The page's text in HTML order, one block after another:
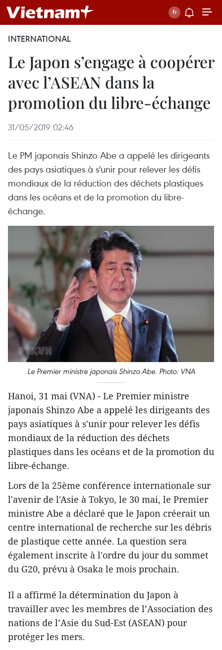
INTERNATIONAL
Le Japon s’engage à coopérer
avec l’ASEAN dans la
promotion du libre-échange
31/05/2019 02:46
Le PM japonais Shinzo Abe a appelé les dirigeants
des pays asiatiques à s'unir pour relever les défis
mondiaux de la réduction des déchets plastiques
dans les océans et de la promotion du libre-
échange.
Le Premier ministre japonais Shinzo Abe. Photo: VNA
Hanoi, 31 mai (VNA) - Le Premier ministre
japonais Shinzo Abe a appelé les dirigeants des
pays asiatiques à s'unir pour relever les défis
mondiaux de la réduction des déchets
plastiques dans les océans et de la promotion du
libre-échange.
Lors de la 25ème conférence internationale sur
l'avenir de l'Asie à Tokyo, le 30 mai, le Premier
ministre Abe a déclaré que le Japon créerait un
centre international de recherche sur les débris
de plastique cette année. La question sera
également inscrite à l'ordre du jour du sommet
du G20, prévu à Osaka le mois prochain.
Il a affirmé la détermination du Japon à
travailler avec les membres de l’Association des
nations de l’Asie du Sud-Est (ASEAN) pour
protéger les mers.